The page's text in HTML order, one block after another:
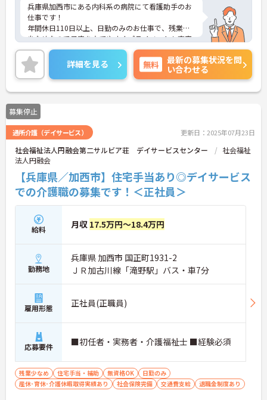
兵庫県加西市にある内科系の病院にて看護助手のお
仕事です！
年間休日110日以上、日勤のみのお仕事で、残業も
少なめなので予定を立てやすくプライベートも充実
◎
医院周辺には、大型ショッピングセンターがあり、
仕事終わりのショッピングも叶います☆
資格や経験は問いません！経験のある方はもちろ
ん、未経験の方もご応募可能！
教育体制が整っているので安心して始業いただけま
す◎
ご興味がある方は是非一度マイナビまでお問合せく
ださい！！
詳細を見る 無料
最新の募集状況を問
い合わせる
募集停止
通所介護（デイサービス） 更新日：2025年07月23日
社会福祉法人円融会第二サルビア荘 デイサービスセンター
社会福祉
法人円融会
【兵庫県／加西市】住宅手当あり◎デイサービス
での介護職の募集です！＜正社員＞
給料 月収 17.5万円～18.4万円
勤務地
兵庫県 加西市 国正町1931-2
ＪＲ加古川線「滝野駅」バス・車7分
雇用形態 正社員(正職員)
応募要件 ■初任者・実務者・介護福祉士 ■経験必須
残業少なめ 住宅手当・補助 無資格OK
日勤のみ
産休･育休･介護休暇取得実績あり
社会保険完備 交通費支給 退職金制度あり